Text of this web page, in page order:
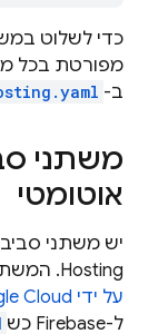
כדי לשלוט
מפורטת בכל
ב-
משתני
אוטומטי
יש משתני
Hosting
.
על ידי Cloud
ל-Firebase כש